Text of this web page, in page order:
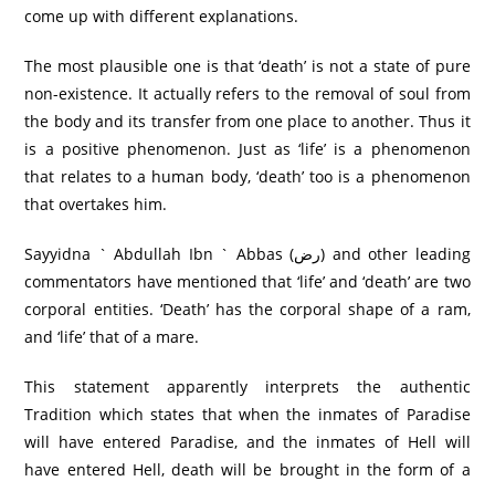
come up with different explanations.
The most plausible one is that ‘death’ is not a state of pure
non-existence. It actually refers to the removal of soul from
the body and its transfer from one place to another. Thus it
is a positive phenomenon. Just as ‘life’ is a phenomenon
that relates to a human body, ‘death’ too is a phenomenon
that overtakes him.
Sayyidna ` Abdullah Ibn ` Abbas (رض) and other leading
commentators have mentioned that ‘life’ and ‘death’ are two
corporal entities. ‘Death’ has the corporal shape of a ram,
and ‘life’ that of a mare.
This statement apparently interprets the authentic
Tradition which states that when the inmates of Paradise
will have entered Paradise, and the inmates of Hell will
have entered Hell, death will be brought in the form of a